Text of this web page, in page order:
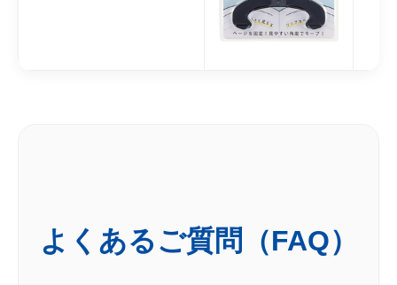
よくあるご質問（FAQ）